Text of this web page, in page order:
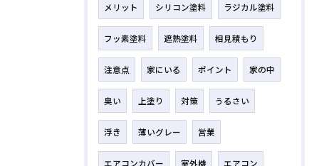
メリット シリコン塗料 ラジカル塗料
フッ素塗料 遮熱塗料 相見積もり
注意点 家にいる ポイント 家の中
臭い 上塗り 対策 うるさい
浮き 薄いグレー 営業
エアコンカバー 室外機 エアコン